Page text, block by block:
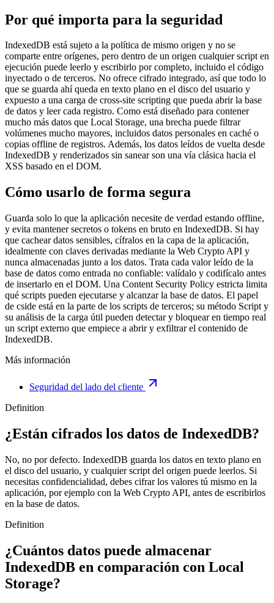
Por qué importa para la seguridad
IndexedDB está sujeto a la política de mismo origen y no se
comparte entre orígenes, pero dentro de un origen cualquier script en
ejecución puede leerlo y escribirlo por completo, incluido el código
inyectado o de terceros. No ofrece cifrado integrado, así que todo lo
que se guarda ahí queda en texto plano en el disco del usuario y
expuesto a una carga de cross-site scripting que pueda abrir la base
de datos y leer cada registro. Como está diseñado para contener
mucho más datos que Local Storage, una brecha puede filtrar
volúmenes mucho mayores, incluidos datos personales en caché o
copias offline de registros. Además, los datos leídos de vuelta desde
IndexedDB y renderizados sin sanear son una vía clásica hacia el
XSS basado en el DOM.
Cómo usarlo de forma segura
Guarda solo lo que la aplicación necesite de verdad estando offline,
y evita mantener secretos o tokens en bruto en IndexedDB. Si hay
que cachear datos sensibles, cífralos en la capa de la aplicación,
idealmente con claves derivadas mediante la Web Crypto API y
nunca almacenadas junto a los datos. Trata cada valor leído de la
base de datos como entrada no confiable: valídalo y codifícalo antes
de insertarlo en el DOM. Una Content Security Policy estricta limita
qué scripts pueden ejecutarse y alcanzar la base de datos. El papel
de cside está en la parte de los scripts de terceros; su método Script y
su análisis de la carga útil pueden detectar y bloquear en tiempo real
un script externo que empiece a abrir y exfiltrar el contenido de
IndexedDB.
Más información
Seguridad del lado del cliente
Definition
¿Están cifrados los datos de IndexedDB?
No, no por defecto. IndexedDB guarda los datos en texto plano en
el disco del usuario, y cualquier script del origen puede leerlos. Si
necesitas confidencialidad, debes cifrar los valores tú mismo en la
aplicación, por ejemplo con la Web Crypto API, antes de escribirlos
en la base de datos.
Definition
¿Cuántos datos puede almacenar
IndexedDB en comparación con Local
Storage?